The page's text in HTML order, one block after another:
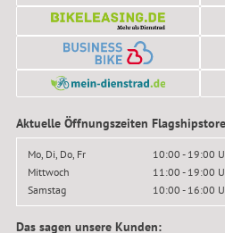
Aktuelle Öffnungszeiten
Mo, Di, Do, Fr
10:00 - 19:00
Mittwoch
11:00 - 19:00
Samstag
10:00 - 16:00
Das sagen unsere Kunden: